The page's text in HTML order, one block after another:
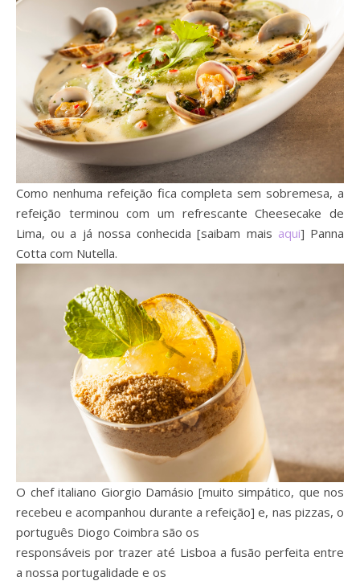
Como nenhuma refeição fica completa sem sobremesa, a
refeição terminou com um refrescante Cheesecake de
Lima, ou a já nossa conhecida [saibam mais aqui] Panna
Cotta com Nutella.
O chef italiano Giorgio Damásio [muito simpático, que nos
recebeu e acompanhou durante a refeição] e, nas pizzas, o
português Diogo Coimbra são os
responsáveis por trazer até Lisboa a fusão perfeita entre
a nossa portugalidade e os